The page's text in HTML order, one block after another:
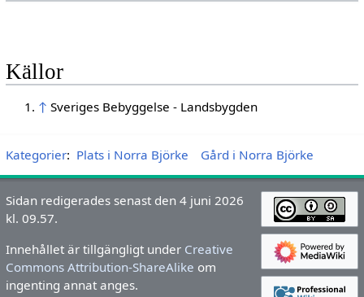
Källor
↑ Sveriges Bebyggelse - Landsbygden
Kategorier: Plats i Norra Björke Gård i Norra Björke
Sidan redigerades senast den 4 juni 2026
kl. 09.57.
Innehållet är tillgängligt under Creative
Commons Attribution-ShareAlike om
ingenting annat anges.